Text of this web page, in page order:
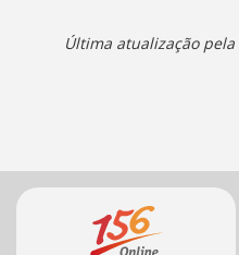
Última atualização pela
Mais
serviços